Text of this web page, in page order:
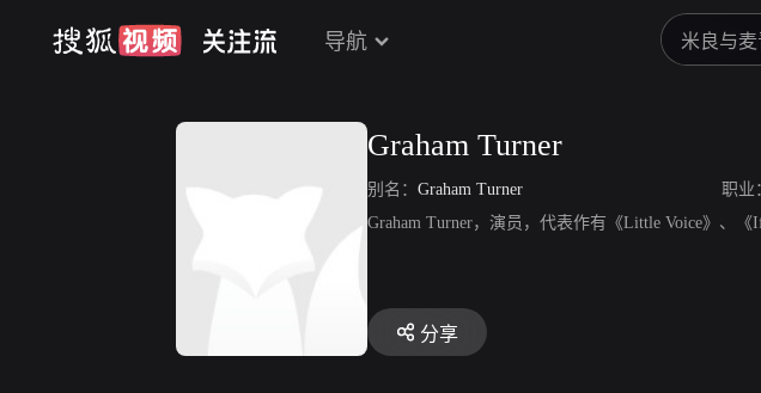
导航
Graham Turner
别名： Graham Turner 职业
Graham Turner，演员，代表作有《Little Voice》、《
分享